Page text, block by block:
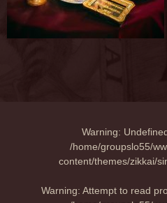
Warning:
/home/groupslo55/
content/themes/zikkai/
Warning: Attempt to read